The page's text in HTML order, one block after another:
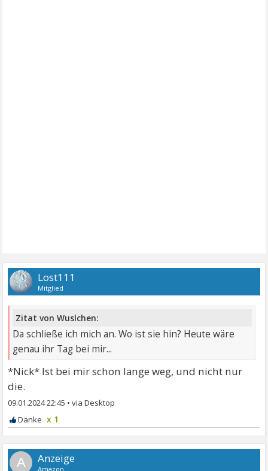
Lost111
Mitglied
Zitat von Wuslchen:
Da schließe ich mich an. Wo ist sie hin? Heute wäre
genau ihr Tag bei mir...
*Nick* Ist bei mir schon lange weg, und nicht nur
die.
09.01.2024 22:45 •
x 1
A